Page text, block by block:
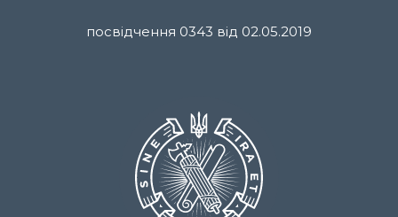
посвідчення 0343 від 02.05.2019